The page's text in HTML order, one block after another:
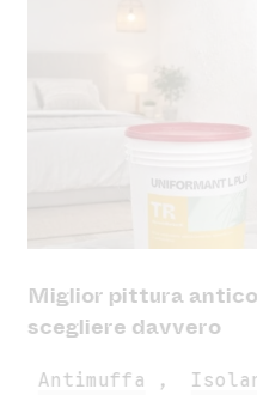
Miglior pittura
scegliere davvero
Antimuffa ,